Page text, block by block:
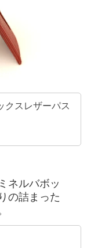
0072_main.jpg
クスレザーパス
ネルバボッ
の詰まった